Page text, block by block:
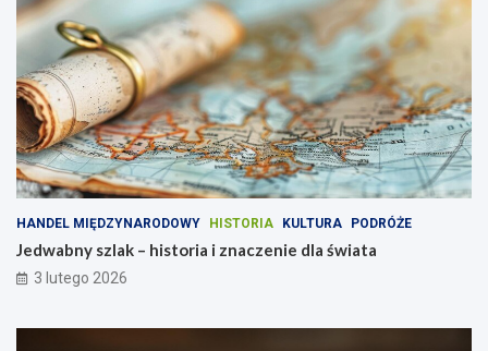
HANDEL MIĘDZYNARODOWY HISTORIA KULTURA PODRÓŻE
Jedwabny szlak – historia i znaczenie dla świata
3 lutego 2026